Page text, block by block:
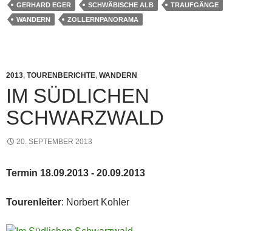
GERHARD EGER SCHWÄBISCHE ALB
TRAUFGÄNGE
WANDERN
ZOLLERNPANORAMA
2013, TOURENBERICHTE, WANDERN
IM SÜDLICHEN
SCHWARZWALD
20. SEPTEMBER 2013
Termin 18.09.2013 - 20.09.2013
Tourenleiter: Norbert Kohler